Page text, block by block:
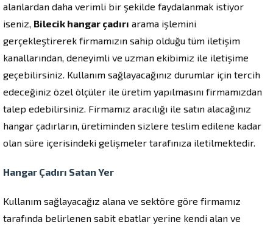
alanlardan daha verimli bir şekilde faydalanmak istiyor
iseniz, Bilecik hangar çadırı arama işlemini
gerçekleştirerek firmamızın sahip olduğu tüm iletişim
kanallarından, deneyimli ve uzman ekibimiz ile iletişime
geçebilirsiniz. Kullanım sağlayacağınız durumlar için tercih
edeceğiniz özel ölçüler ile üretim yapılmasını firmamızdan
talep edebilirsiniz. Firmamız aracılığı ile satın alacağınız
hangar çadırların, üretiminden sizlere teslim edilene kadar
olan süre içerisindeki gelişmeler tarafınıza iletilmektedir.
Hangar Çadırı Satan Yer
Kullanım sağlayacağız alana ve sektöre göre firmamız
tarafında belirlenen sabit ebatlar yerine kendi alan ve